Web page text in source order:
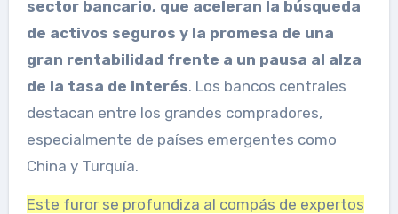
sector bancario, que aceleran la búsqueda
de activos seguros y la promesa de una
gran rentabilidad frente a un pausa al alza
de la tasa de interés. Los bancos centrales
destacan entre los grandes compradores,
especialmente de países emergentes como
China y Turquía.
Este furor se profundiza al compás de expertos